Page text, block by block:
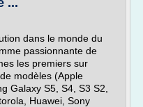
...
dans le monde du
passionnante de
les premiers sur
modèles (Apple
Galaxy S5, S4, S3 S2,
Huawei, Sony